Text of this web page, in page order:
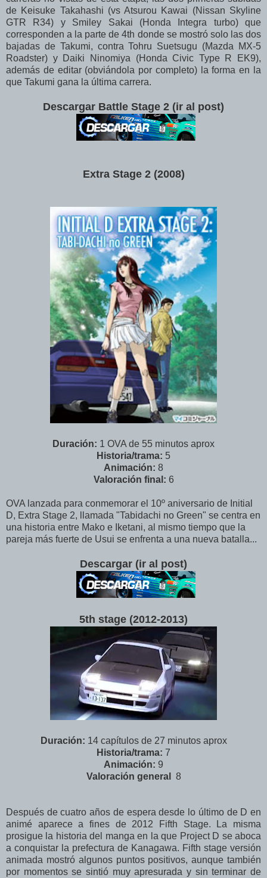
de Keisuke Takahashi (vs Atsurou Kawai (Nissan Skyline
GTR R34) y Smiley Sakai (Honda Integra turbo) que
corresponden a la parte de 4th donde se mostró solo las dos
bajadas de Takumi, contra Tohru Suetsugu (Mazda MX-5
Roadster) y Daiki Ninomiya (Honda Civic Type R EK9),
además de editar (obviándola por completo) la forma en la
que Takumi gana la última carrera.
Descargar Battle Stage 2 (ir al post)
Extra Stage 2 (2008)
Duración: 1 OVA de 55 minutos aprox
Historia/trama: 5
Animación: 8
Valoración final: 6
OVA lanzada para conmemorar el 10º aniversario de Initial
D, Extra Stage 2, llamada "Tabidachi no Green" se centra en
una historia entre Mako e Iketani, al mismo tiempo que la
pareja más fuerte de Usui se enfrenta a una nueva batalla...
Descargar (ir al post)
5th stage (2012-2013)
Duración: 14 capítulos de 27 minutos aprox
Historia/trama: 7
Animación: 9
Valoración general 8
Después de cuatro años de espera desde lo último de D en
animé aparece a fines de 2012 Fifth Stage. La misma
prosigue la historia del manga en la que Project D se aboca
a conquistar la prefectura de Kanagawa. Fifth stage versión
animada mostró algunos puntos positivos, aunque también
por momentos se sintió muy apresurada y sin terminar de